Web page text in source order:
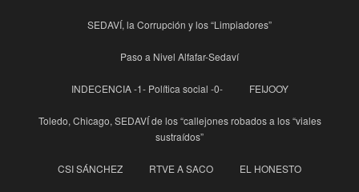
SEDAVÍ, la Corrupción y los “Limpiadores”
Paso a Nivel Alfafar-Sedaví
INDECENCIA -1- Política social -0- FEIJOOY
Toledo, Chicago, SEDAVÍ de los “callejones robados a los “viales
sustraídos”
CSI SÁNCHEZ RTVE A SACO EL HONESTO